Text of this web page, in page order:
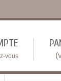
vous